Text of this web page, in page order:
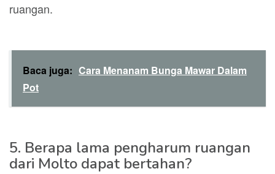
ruangan.
Baca juga: Cara Menanam Bunga Mawar Dalam
Pot
5. Berapa lama pengharum ruangan
dari Molto dapat bertahan?